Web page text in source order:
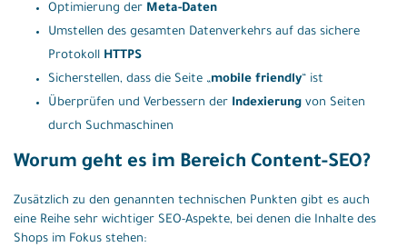
Optimierung der Meta-Daten
Umstellen des gesamten Datenverkehrs auf das sichere
Protokoll HTTPS
Sicherstellen, dass die Seite „mobile friendly“ ist
Überprüfen und Verbessern der Indexierungvon Seiten
durch Suchmaschinen
Worum geht es im Bereich Content-SEO?
Zusätzlich zu den genannten technischen Punkten gibt es auch
eine Reihe sehr wichtiger SEO-Aspekte, bei denen die Inhalte des
Shops im Fokus stehen: